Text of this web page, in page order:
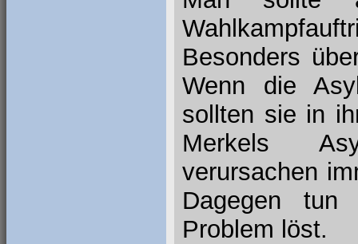
Besonders
Wenn die
sollten sie in
Merkels
verursachen
Dagegen
Problem löst.